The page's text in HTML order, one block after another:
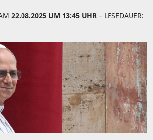
22.08.2025 UM 13:45 UHR – LESEDAUER: